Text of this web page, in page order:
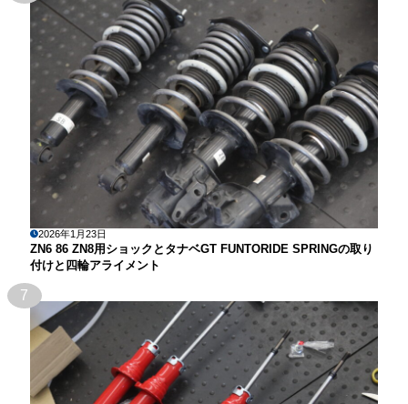
2026年1月23日
ZN6 86 ZN8用ショックとタナベGT FUNTORIDE SPRINGの取り
付けと四輪アライメント
7